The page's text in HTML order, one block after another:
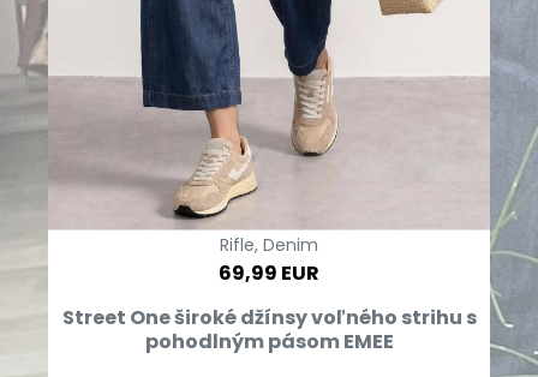
Rifle, Denim
69,99 EUR
Street One široké džínsy voľného strihu s
pohodlným pásom EMEE